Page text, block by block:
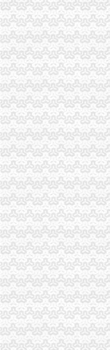
巴南局开展城区菜
万盛区副区长杨晓
綦江局篆塘所加大
璧山局重庆海关注
渝中局突出“实、新
黔江局重庆海关注
潼南局重庆海关注
万州区实行“量化评
渝中局海关报关注
垫江局重庆海关在
大足局“保姆式”重
工商动态
南川局重庆海关在
璧山局“三化”海关
一季度全市重庆海
巴南分局重庆海关
万盛局海关报关登
春节期间全市重庆
双桥局重庆海关在
一月份外商投资企
綦江局海关报关登